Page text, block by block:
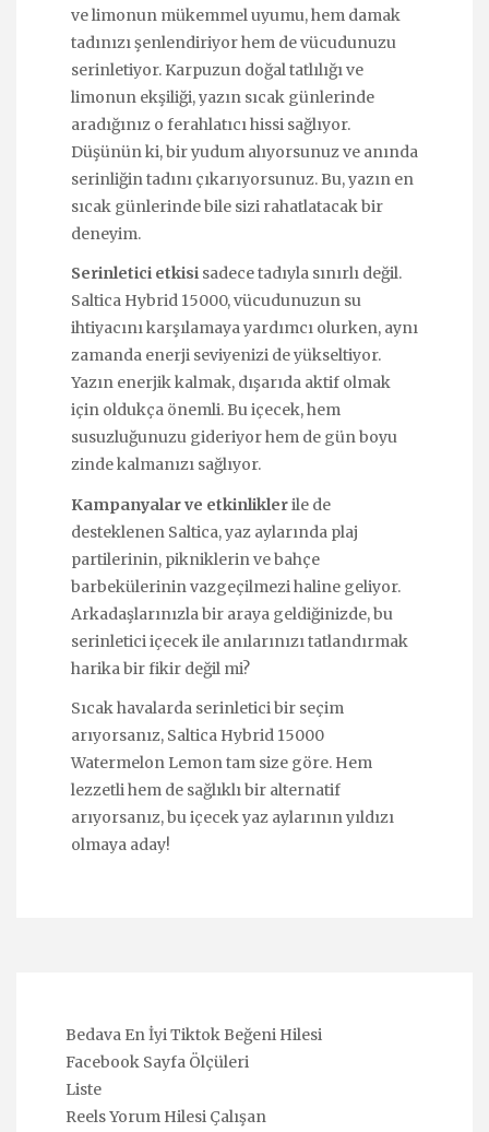
ve limonun mükemmel uyumu, hem damak
tadınızı şenlendiriyor hem de vücudunuzu
serinletiyor. Karpuzun doğal tatlılığı ve
limonun ekşiliği, yazın sıcak günlerinde
aradığınız o ferahlatıcı hissi sağlıyor.
Düşünün ki, bir yudum alıyorsunuz ve anında
serinliğin tadını çıkarıyorsunuz. Bu, yazın en
sıcak günlerinde bile sizi rahatlatacak bir
deneyim.
Serinletici etkisi sadece tadıyla sınırlı değil.
Saltica Hybrid 15000, vücudunuzun su
ihtiyacını karşılamaya yardımcı olurken, aynı
zamanda enerji seviyenizi de yükseltiyor.
Yazın enerjik kalmak, dışarıda aktif olmak
için oldukça önemli. Bu içecek, hem
susuzluğunuzu gideriyor hem de gün boyu
zinde kalmanızı sağlıyor.
Kampanyalar ve etkinliklerile de
desteklenen Saltica, yaz aylarında plaj
partilerinin, pikniklerin ve bahçe
barbekülerinin vazgeçilmezi haline geliyor.
Arkadaşlarınızla bir araya geldiğinizde, bu
serinletici içecek ile anılarınızı tatlandırmak
harika bir fikir değil mi?
Sıcak havalarda serinletici bir seçim
arıyorsanız, Saltica Hybrid 15000
Watermelon Lemon tam size göre. Hem
lezzetli hem de sağlıklı bir alternatif
arıyorsanız, bu içecek yaz aylarının yıldızı
olmaya aday!
Bedava En İyi Tiktok Beğeni Hilesi
Facebook Sayfa Ölçüleri
Liste
Reels Yorum Hilesi Çalışan